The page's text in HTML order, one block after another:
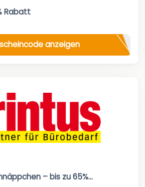
Rabatt
anzeigen
– bis zu 65%...